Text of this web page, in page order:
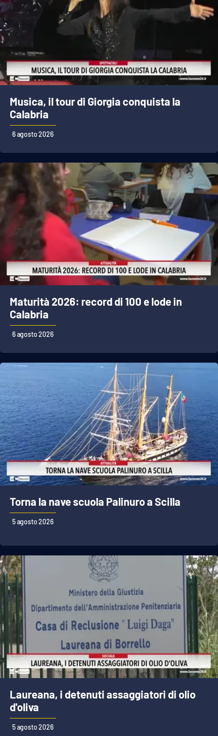
STREAMING
LaC TV
LaC Network
LaC OnAir
EDIZIONI
LOCALI
Catanzaro
Crotone
Vibo Valentia
Reggio Calabria
Cosenza
Lamezia Terme
PROGETTI
SPECIALI
Buona Sanità Calabria
LA
CALABRIAVISIONE
Destinazioni
Eventi
Food
Storie
NETWORK
Lacplay.it
Lactv.it
Laconair.it
Lacitymag.it
Lacapitalenews.it
Ilreggino.it
Cosenzachannel.it
Ilvibonese.it
Catanzarochannel.it
Musica, il tour di Giorgia conquista la
Calabria
6 agosto 2026
Maturità 2026: record di 100 e lode in
Calabria
6 agosto 2026
Torna la nave scuola Palinuro a Scilla
5 agosto 2026
Laureana, i detenuti assaggiatori di olio
d'oliva
5 agosto 2026